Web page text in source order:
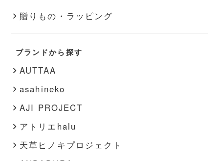
文房具
その他
靴下
インナー
その他
季節のものの一覧
秋・冬
春・夏
贈りもの・ラッピング
ブランドから探す
AUTTAA
asahineko
AJI PROJECT
アトリエhalu
天草ヒノキプロジェクト